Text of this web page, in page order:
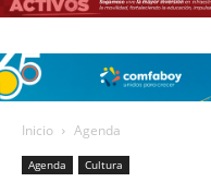
Inicio Agenda
Agenda Cultura